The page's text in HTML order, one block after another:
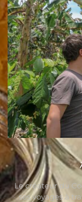
Le créateur du
ses voyages à